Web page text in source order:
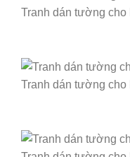
Tranh dán tường cho
Tranh dán tường cho